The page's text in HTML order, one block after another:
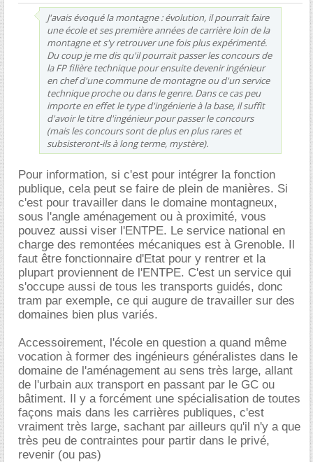
J'avais évoqué la montagne : évolution, il pourrait faire
une école et ses première années de carrière loin de la
montagne et s'y retrouver une fois plus expérimenté.
Du coup je me dis qu'il pourrait passer les concours de
la FP filière technique pour ensuite devenir ingénieur
en chef d'une commune de montagne ou d'un service
technique proche ou dans le genre. Dans ce cas peu
importe en effet le type d'ingénierie à la base, il suffit
d'avoir le titre d'ingénieur pour passer le concours
(mais les concours sont de plus en plus rares et
subsisteront-ils à long terme, mystère).
Pour information, si c'est pour intégrer la fonction
publique, cela peut se faire de plein de manières. Si
c'est pour travailler dans le domaine montagneux,
sous l'angle aménagement ou à proximité, vous
pouvez aussi viser l'ENTPE. Le service national en
charge des remontées mécaniques est à Grenoble. Il
faut être fonctionnaire d'Etat pour y rentrer et la
plupart proviennent de l'ENTPE. C'est un service qui
s'occupe aussi de tous les transports guidés, donc
tram par exemple, ce qui augure de travailler sur des
domaines bien plus variés.
Accessoirement, l'école en question a quand même
vocation à former des ingénieurs généralistes dans le
domaine de l'aménagement au sens très large, allant
de l'urbain aux transport en passant par le GC ou
bâtiment. Il y a forcément une spécialisation de toutes
façons mais dans les carrières publiques, c'est
vraiment très large, sachant par ailleurs qu'il n'y a que
très peu de contraintes pour partir dans le privé,
revenir (ou pas)